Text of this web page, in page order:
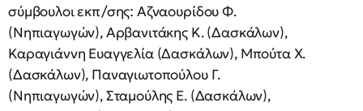
σύμβουλοι εκπ/σης: Αζναουρίδου Φ.
(Νηπιαγωγών), Αρβανιτάκης Κ. (Δασκάλων),
Καραγιάννη Ευαγγελία (Δασκάλων), Μπούτα Χ.
(Δασκάλων), Παναγιωτοπούλου Γ.
(Νηπιαγωγών), Σταμούλης Ε. (Δασκάλων),